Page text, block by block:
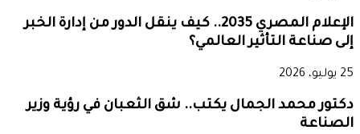
الإعلام المصري 2035.. كيف ينقل الدور من إدارة الخبر
إلى صناعة التأثير العالمي؟
25 يوليو، 2026
دكتور محمد الجمال يكتب.. شق الثعبان في رؤية وزير
الصناعة